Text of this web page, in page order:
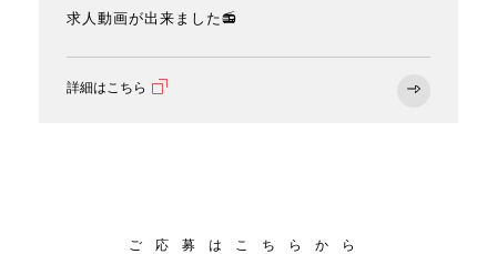
求人動画が出来ました📻
詳細はこちら
ご応募はこちらから